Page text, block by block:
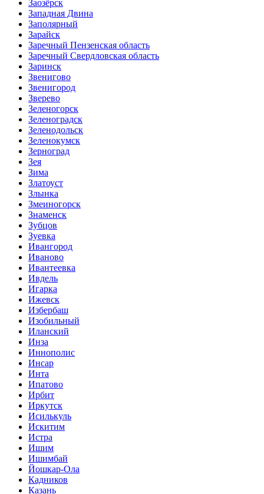
Заозёрск
Западная Двина
Заполярный
Зарайск
Заречный Пензенская область
Заречный Свердловская область
Заринск
Звенигово
Звенигород
Зверево
Зеленогорск
Зеленоградск
Зеленодольск
Зеленокумск
Зерноград
Зея
Зима
Златоуст
Злынка
Змеиногорск
Знаменск
Зубцов
Зуевка
Ивангород
Иваново
Ивантеевка
Ивдель
Игарка
Ижевск
Избербаш
Изобильный
Иланский
Инза
Иннополис
Инсар
Инта
Ипатово
Ирбит
Иркутск
Исилькуль
Искитим
Истра
Ишим
Ишимбай
Йошкар-Ола
Кадников
Казань